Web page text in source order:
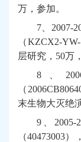
万，参加。
7
2007-
（KZCX2-YW-
层研究， 50万
8
（
末生物大灭绝
9
2005-
（40473003）